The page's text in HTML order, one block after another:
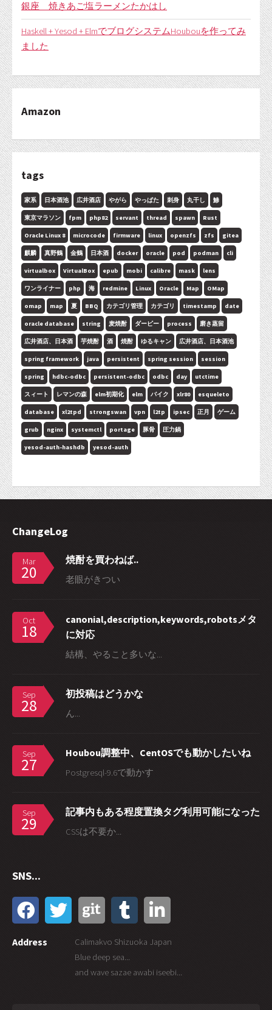
銀座 焼きあご塩ラーメンたかはし
Haskell + Yesod + ElmでブログシステムHoubouを作ってみ
ました
Amazon
tags
家系 日本酒池 広井酒店 やがら やっぱた 刺身 丸干し 鯵
東京マラソン fpm php82 servant thread spawn Rust
Oracle Linux 8 microcode firmware linux openzfs zfs gitea
麒麟 真野鶴 金鶴 日本酒 docker oracle pod podman cli
virtualbox VirtualBox epub mobi calibre mask lens
ワンライナー php 海 redmine Linux Oracle Map OMap
omap map 夏 BBQ カテゴリ管理 カテゴリ timestamp date
oracle database string 麦焼酎 ダービー process 磨き蒸留
広井酒店、日本酒 芋焼酎 酒 焼酎 ゆるキャン 広井酒店、日本酒池
spring framework java persistent spring session session
spring hdbc-odbc persistent-odbc odbc day utctime
スィート レマンの森 elm初期化 elm バイク xlr80 esqueleto
database xl2tpd strongswan vpn l2tp ipsec 正月 ゲーム
grub nginx systemctl portage 豚骨 圧力鍋
yesod-auth-hashdb yesod-auth
ChangeLog
Mar
20
焼酎を買わねば..
老眼がきつい
Oct
18
canonial,description,keywords,robotsメタ
に対応
結構、やること多いな...
Sep
28
初投稿はどうかな
ん...
Sep
27
Houbou調整中、CentOSでも動かしたいね
Postgresql-9.6で動かす
Sep
29
記事内もある程度置換タグ利用可能になった
CSSは不要か...
SNS...
Address
Calimakvo Shizuoka Japan
Blue deep sea...
and wave sazae awabi iseebi...